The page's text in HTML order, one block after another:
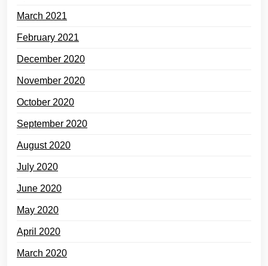
March 2021
February 2021
December 2020
November 2020
October 2020
September 2020
August 2020
July 2020
June 2020
May 2020
April 2020
March 2020